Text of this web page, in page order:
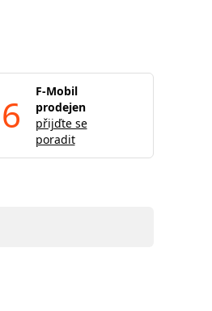
6
F-Mobil
prodejen
přijďte se
poradit